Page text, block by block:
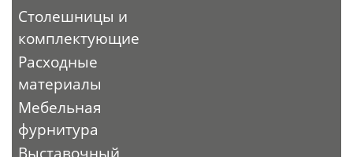
Столешницы и
комплектующие
Расходные
материалы
Мебельная
фурнитура
Выставочный